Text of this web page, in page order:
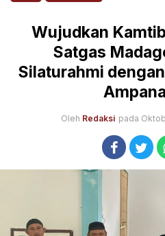
Wujudkan
Satgas
Silaturahmi
Oleh Redaksi pada